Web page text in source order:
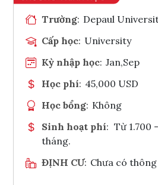
Trường: Depaul
Cấp học: University
Kỳ nhập học: Jan,Sep
Học phí: 45,000 USD
Học bổng: Không
Sinh hoạt phí: Từ 1.700
tháng.
ĐỊNH CƯ: Chưa có